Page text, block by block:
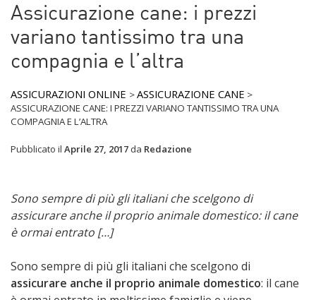
Assicurazione cane: i prezzi
variano tantissimo tra una
compagnia e l’altra
ASSICURAZIONI ONLINE >ASSICURAZIONE CANE >
ASSICURAZIONE CANE: I PREZZI VARIANO TANTISSIMO TRA UNA
COMPAGNIA E L’ALTRA
Pubblicato il Aprile 27, 2017 da Redazione
Sono sempre di più gli italiani che scelgono di
assicurare anche il proprio animale domestico: il cane
è ormai entrato […]
Sono sempre di più gli italiani che scelgono di
assicurare anche il proprio animale domestico: il cane